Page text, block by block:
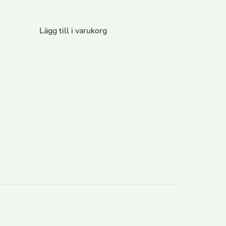
Lägg till i varukorg